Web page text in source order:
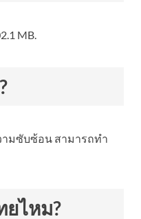
MB.
มซับซ้อน สามารถทำ
ยไหม?